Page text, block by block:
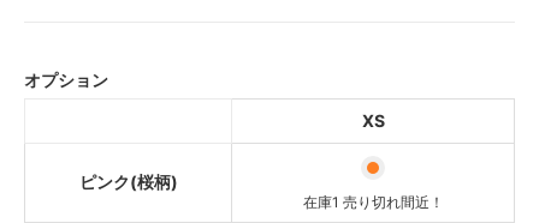
オプション
XS
ピンク(桜柄)
在庫1 売り切れ間近！